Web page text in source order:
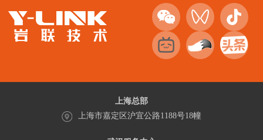
上海总部
上海市嘉定区沪宜公路1188号18幢